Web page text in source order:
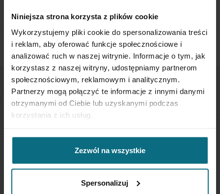
Niniejsza strona korzysta z plików cookie
Wykorzystujemy pliki cookie do spersonalizowania treści
i reklam, aby oferować funkcje społecznościowe i
analizować ruch w naszej witrynie. Informacje o tym, jak
korzystasz z naszej witryny, udostępniamy partnerom
społecznościowym, reklamowym i analitycznym.
Partnerzy mogą połączyć te informacje z innymi danymi
otrzymanymi od Ciebie lub uzyskanymi podczas
korzystania z ich usług.
Zezwól na wszystkie
Spersonalizuj
SPRAWDŹ SZCZEGÓŁY
NEWSLETTER
dotyczące oferty Desa Home - zapisz się do naszego